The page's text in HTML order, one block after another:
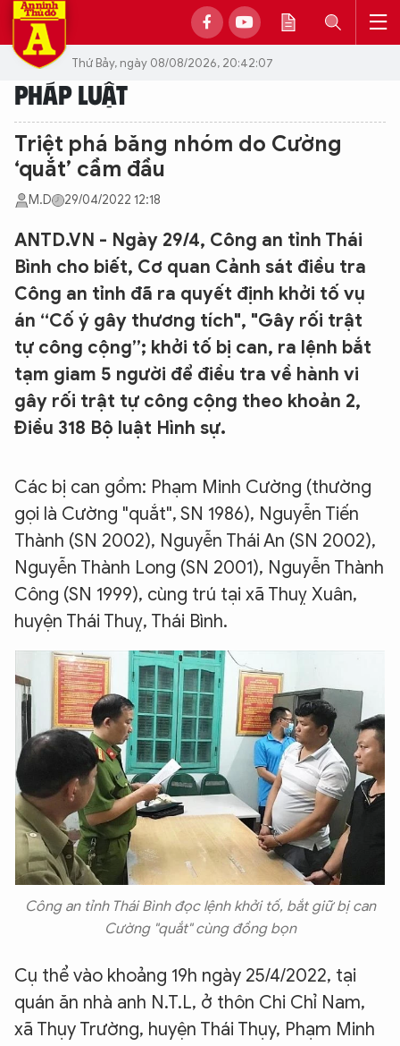
Thứ Bảy, ngày 08/08/2026, 20:42:07
PHÁP LUẬT
Triệt phá băng nhóm do Cường
‘quắt’ cầm đầu
M.D 29/04/2022 12:18
ANTD.VN - Ngày 29/4, Công an tỉnh Thái
Bình cho biết, Cơ quan Cảnh sát điều tra
Công an tỉnh đã ra quyết định khởi tố vụ
án “Cố ý gây thương tích", "Gây rối trật
tự công cộng”; khởi tố bị can, ra lệnh bắt
tạm giam 5 người để điều tra về hành vi
gây rối trật tự công cộng theo khoản 2,
Điều 318 Bộ luật Hình sự.
Các bị can gồm: Phạm Minh Cường (thường
gọi là Cường "quắt", SN 1986), Nguyễn Tiến
Thành (SN 2002), Nguyễn Thái An (SN 2002),
Nguyễn Thành Long (SN 2001), Nguyễn Thành
Công (SN 1999), cùng trú tại xã Thuỵ Xuân,
huyện Thái Thuỵ, Thái Bình.
Công an tỉnh Thái Bình đọc lệnh khởi tố, bắt giữ bị can
Cường "quắt" cùng đồng bọn
Cụ thể vào khoảng 19h ngày 25/4/2022, tại
quán ăn nhà anh N.T.L, ở thôn Chi Chỉ Nam,
xã Thụy Trường, huyện Thái Thụy, Phạm Minh